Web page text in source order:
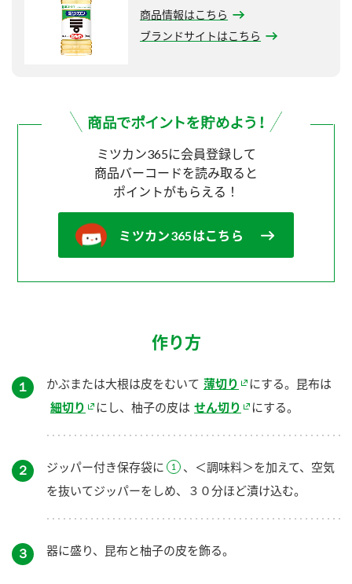
商品情報はこちら
ブランドサイトはこちら
ミツカン365に会員登録して
商品バーコードを読み取ると
ポイントがもらえる！
ミツカン365はこちら
作り方
１ かぶまたは大根は皮をむいて 薄切り
にする。昆布は
細切り
にし、柚子の皮は せん切り にする。
２ ジッパー付き保存袋に
、＜調味料＞を加えて、空気
を抜いてジッパーをしめ、３０分ほど漬け込む。
３ 器に盛り、昆布と柚子の皮を飾る。